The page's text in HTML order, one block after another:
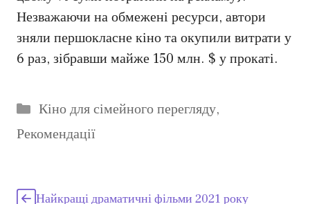
Незважаючи на обмежені ресурси, автори
зняли першокласне кіно та окупили витрати у
6 раз, зібравши майже 150 млн. $ у прокаті.
Категорії
Кіно для сімейного перегляду,
Рекомендації
Найкращі драматичні фільми 2021 року